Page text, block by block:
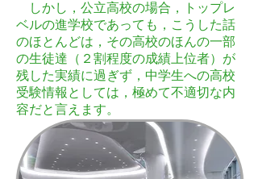
しかし，公立高校の場合，トップレ
ベルの進学校であっても，こうした話
のほとんどは，その高校のほんの一部
の生徒達（２割程度の成績上位者）が
残した実績に過ぎず，中学生への高校
受験情報としては，極めて不適切な内
容だと言えます。